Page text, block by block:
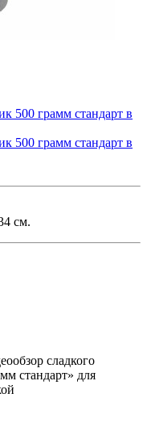
см.
сладкого
стандарт» для